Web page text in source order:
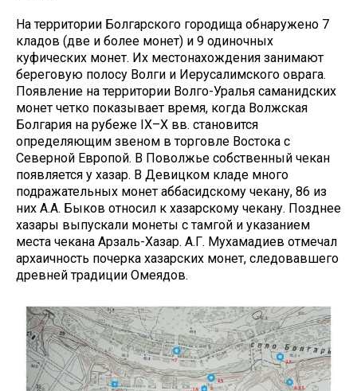
На территории Болгарского городища обнаружено 7
кладов (две и более монет) и 9 одиночных
куфических монет. Их местонахождения занимают
береговую полосу Волги и Иерусалимского оврага.
Появление на территории Волго-Уралья саманидских
монет четко показывает время, когда Волжская
Болгария на рубеже IX–X вв. становится
определяющим звеном в торговле Востока с
Северной Европой. В Поволжье собственный чекан
появляется у хазар. В Девицком кладе много
подражательных монет аббасидскому чекану, 86 из
них А.А. Быков относил к хазарскому чекану. Позднее
хазары выпускали монеты с тамгой и указанием
места чекана Арзаль-Хазар. А.Г. Мухамадиев отмечал
архаичность почерка хазарских монет, следовавшего
древней традиции Омеядов.